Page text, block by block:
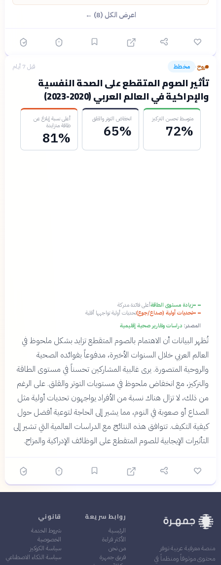
اعرض الكل (8) ←
روح› مخطط قبل 7 أيام
تأثير الصوم المتقطع على الصحة النفسية
والإدراكية في العالم العربي (2020-2023)
متوسط تحسن التركيز
72%
انخفاض التوتر والقلق
65%
أعلى نسبة إبلاغ عن
طاقة متزايدة
81%
زيادة مستوى الطاقةأعلى فائدة مدركة
تحديات أولية (صداع/جوع)تحديات أولية تواجهها أقلية
المصدر: دراسات وتقارير صحية إقليمية
تُظهر البيانات أن الاهتمام بالصوم المتقطع تزايد بشكل ملحوظ في
العالم العربي خلال السنوات الأخيرة، مدفوعاً بفوائده الصحية
والروحية المتصورة. يرى غالبية المشاركين تحسناً في مستوى الطاقة
والتركيز، مع انخفاض ملحوظ في مستويات التوتر والقلق. على الرغم
من ذلك، لا تزال هناك نسبة من الأفراد يواجهون تحديات أولية مثل
الصداع أو صعوبة في النوم، مما يشير إلى الحاجة لتوعية أفضل حول
كيفية التكيف. تتوافق هذه النتائج مع الدراسات العالمية التي تشير إلى
التأثيرات الإيجابية للصوم المتقطع على الوظائف الإدراكية والمزاج.
منصة معرفية عربية توفر
محتوى موثوقاً ومنظماً في
روابط سريعة
الرئيسية
الأكثر قراءة
من نحن
فريق جمهرة
قانوني
شروط الخدمة
الخصوصية
سياسة الكوكيز
سياسة الذكاء الاصطناعي